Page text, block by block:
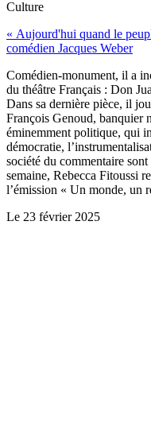
Culture
« Aujourd'hui quand le
comédien Jacques Weber
Comédien-monument, il a
du théâtre Français : Don
Dans sa dernière pièce, il
François Genoud, banquier
éminemment politique, qui
démocratie,
société du commentaire
semaine, Rebecca Fitoussi
l’émission « Un monde, un
Le 23 février 2025